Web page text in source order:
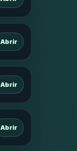
Abrir
Abrir
Abrir